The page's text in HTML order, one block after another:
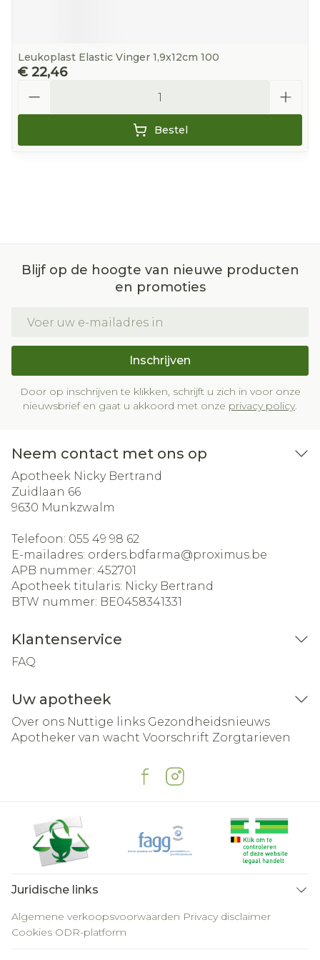
Leukoplast Elastic Vinger 1,9x12cm 100
€ 22,46
Bestel
Blijf op de hoogte van nieuwe producten
en promoties
Inschrijven
Door op inschrijven te klikken, schrijft u zich in voor onze
nieuwsbrief en gaat u akkoord met onze privacy policy.
Neem contact met ons op
Apotheek Nicky Bertrand
Zuidlaan 66
9630 Munkzwalm
Telefoon: 055 49 98 62
E-mailadres: orders.bdfarma@proximus.be
APB nummer: 452701
Apotheek titularis: Nicky Bertrand
BTW nummer: BE0458341331
Klantenservice
FAQ
Uw apotheek
Over ons Nuttige links Gezondheidsnieuws
Apotheker van wacht Voorschrift Zorgtarieven
Juridische links
Algemene verkoopsvoorwaarden Privacy disclaimer
Cookies ODR-platform